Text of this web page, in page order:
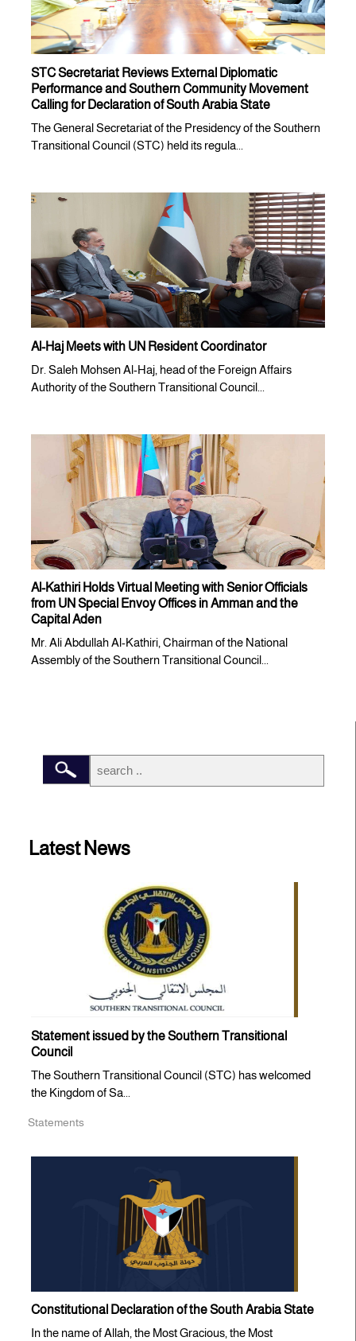
STC Secretariat Reviews External Diplomatic
Performance and Southern Community Movement
Calling for Declaration of South Arabia State
The General Secretariat of the Presidency of the Southern
Transitional Council (STC) held its regula...
Al-Haj Meets with UN Resident Coordinator
Dr. Saleh Mohsen Al-Haj, head of the Foreign Affairs
Authority of the Southern Transitional Council...
Al-Kathiri Holds Virtual Meeting with Senior Officials
from UN Special Envoy Offices in Amman and the
Capital Aden
Mr. Ali Abdullah Al-Kathiri, Chairman of the National
Assembly of the Southern Transitional Council...
Latest News
Statement issued by the Southern Transitional
Council
The Southern Transitional Council (STC) has welcomed
the Kingdom of Sa...
Statements
Constitutional Declaration of the South Arabia State
In the name of Allah, the Most Gracious, the Most